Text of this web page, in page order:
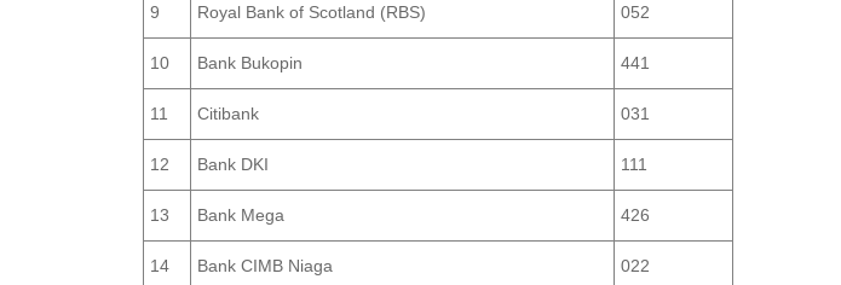
9 Royal Bank of Scotland (RBS) 052
10 Bank Bukopin 441
11 Citibank 031
12 Bank DKI 111
13 Bank Mega 426
14 Bank CIMB Niaga 022